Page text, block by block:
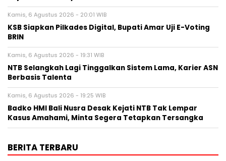
Kamis, 6 Agustus 2026 - 20:01 WIB
KSB Siapkan Pilkades Digital, Bupati Amar Uji E-Voting
BRIN
Kamis, 6 Agustus 2026 - 19:31 WIB
NTB Selangkah Lagi Tinggalkan Sistem Lama, Karier ASN
Berbasis Talenta
Kamis, 6 Agustus 2026 - 19:25 WIB
Badko HMI Bali Nusra Desak Kejati NTB Tak Lempar
Kasus Amahami, Minta Segera Tetapkan Tersangka
BERITA TERBARU